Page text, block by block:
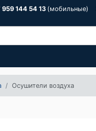
144 54 13 (мобильные)
Осушители воздуха